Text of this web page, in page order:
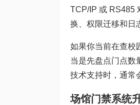
TCP/IP 或 RS485
换、权限迁移和日
如果你当前在查校
当是先盘点门点数
技术支持时，通常
场馆门禁系统